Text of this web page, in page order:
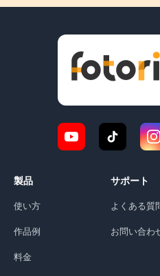
製品
使い方
作品例
料金
サポート
よくある質
お問い合わ